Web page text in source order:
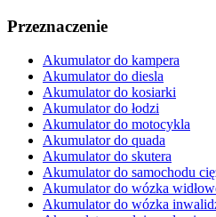
Przeznaczenie
Akumulator do kampera
Akumulator do diesla
Akumulator do kosiarki
Akumulator do łodzi
Akumulator do motocykla
Akumulator do quada
Akumulator do skutera
Akumulator do samochodu
Akumulator do wózka
Akumulator do wózka